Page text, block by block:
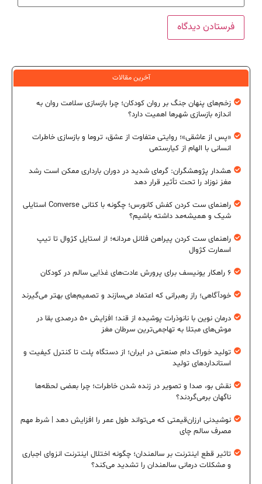
آخرین مقالات
زخم‌های پنهان جنگ بر روان کودکان؛ چرا بازسازی سلامت روان به
اندازه بازسازی شهرها اهمیت دارد؟
«پس از عاشقی»؛ روایتی متفاوت از عشق، تروما و بازسازی خاطرات
انسانی با الهام از کیارستمی
هشدار پژوهشگران: گرمای شدید در دوران بارداری ممکن است رشد
مغز نوزاد را تحت تأثیر قرار دهد
راهنمای ست کردن کفش کانورس؛ چگونه با کتانی Converse استایلی
شیک و همیشه‌مد داشته باشیم؟
راهنمای ست کردن پیراهن فلانل مردانه؛ از استایل کژوال تا تیپ
اسمارت کژوال
۶ راهکار یونیسف برای پرورش عادت‌های غذایی سالم در کودکان
خودآگاهی؛ راز رهبرانی که اعتماد می‌سازند و تصمیم‌های بهتر می‌گیرند
درمان نوین با نانوذرات پوشیده از قند؛ افزایش ۵۰ درصدی بقا در
موش‌های مبتلا به تهاجمی‌ترین سرطان مغز
تولید خوراک دام صنعتی در ایران؛ از دستگاه پلت تا کنترل کیفیت و
استانداردهای تولید
نقش بو، صدا و تصویر در زنده شدن خاطرات؛ چرا بعضی لحظه‌ها
ناگهان برمی‌گردند؟
نوشیدنی ارزان‌قیمتی که می‌تواند طول عمر را افزایش دهد | شرط مهم
مصرف سالم چای
تاثیر قطع اینترنت بر سالمندان؛ چگونه اختلال اینترنت انزوای اجباری
و مشکلات درمانی سالمندان را تشدید می‌کند؟